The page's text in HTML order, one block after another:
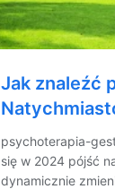
Jak znaleźć
psychoterapia-
się w 2024 pójść
dynamicznie